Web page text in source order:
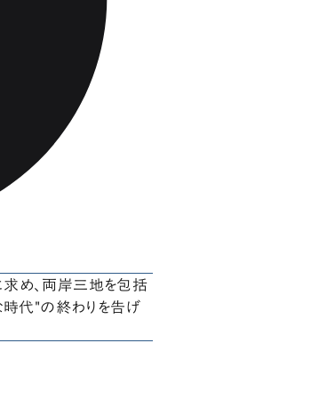
め、両岸三地を包括
時代"の終わりを告げ